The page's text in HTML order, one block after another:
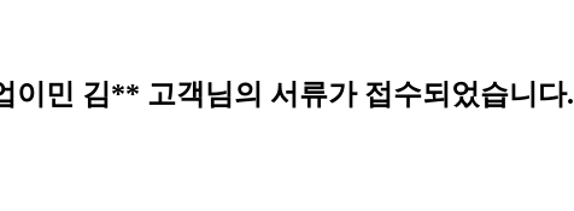
이민 김** 고객님의 서류가 접수되었습니다.